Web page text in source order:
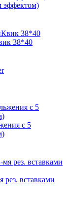
эффектом)
38*40
с 5
вставками